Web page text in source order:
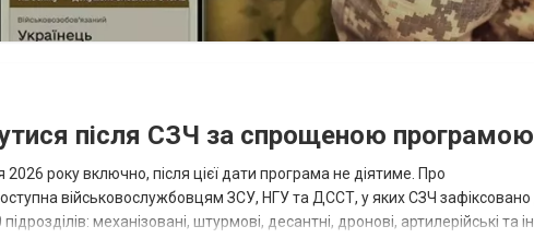
після СЗЧ за спрощеною програмою
року включно, після цієї дати програма не діятиме. Про
військовослужбовцям ЗСУ, НГУ та ДССТ, у яких СЗЧ зафіксовано
механізовані, штурмові, десантні, дронові, артилерійські та